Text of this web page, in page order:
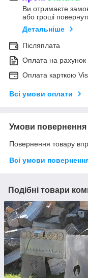
Ви отримаєте
або гроші
Детальніше
Післяплата
Оплата на рахунок
Оплата карткою
Всі умови оплати
Умови повернення
Повернення товару
Всі умови
Подібні товари